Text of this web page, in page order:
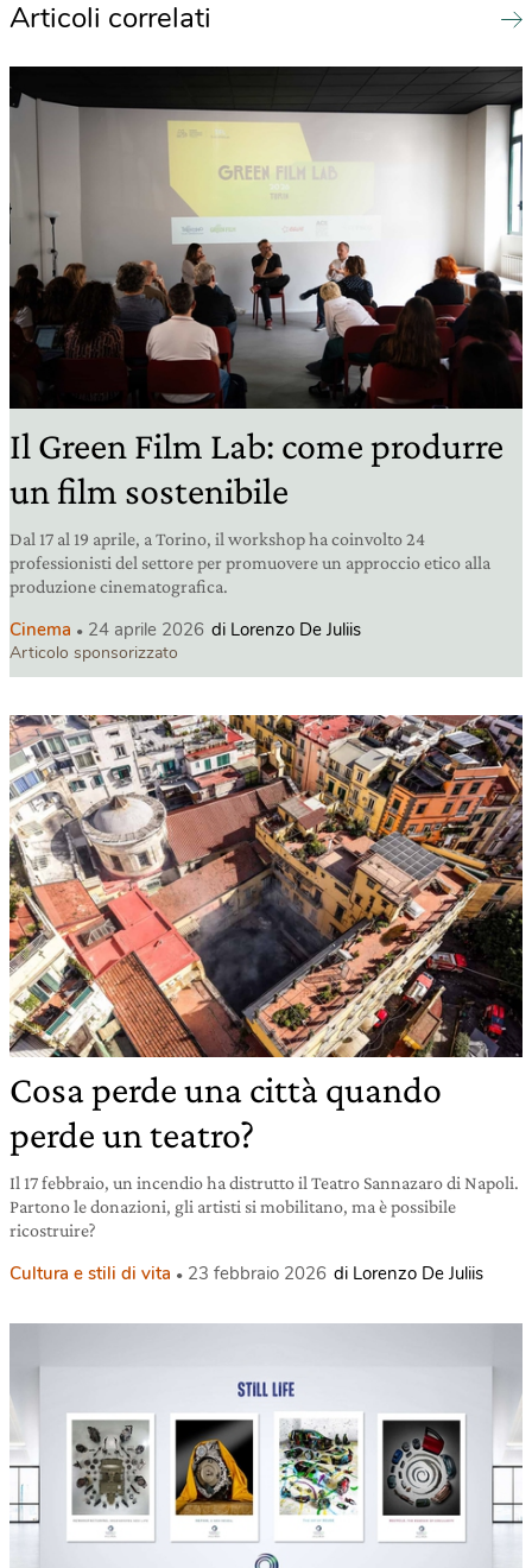
Articoli correlati
Il Green Film Lab: come produrre
un film sostenibile
Dal 17 al 19 aprile, a Torino, il workshop ha coinvolto 24
professionisti del settore per promuovere un approccio etico alla
produzione cinematografica.
Cinema 24 aprile 2026 di Lorenzo De Juliis
Articolo sponsorizzato
Cosa perde una città quando
perde un teatro?
Il 17 febbraio, un incendio ha distrutto il Teatro Sannazaro di Napoli.
Partono le donazioni, gli artisti si mobilitano, ma è possibile
ricostruire?
Cultura e stili di vita 23 febbraio 2026 di Lorenzo De Juliis